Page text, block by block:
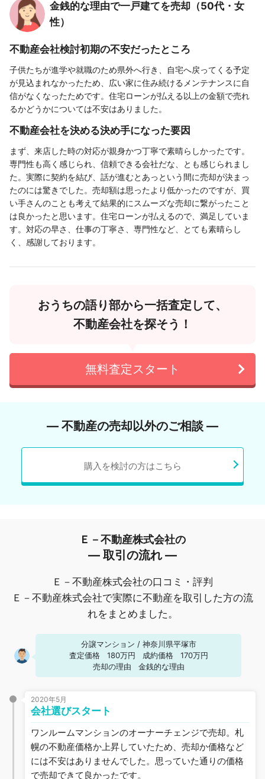
金銭的な理由で一戸建てを売却（50代・女
性）
不動産会社検討初期の不安だったところ
子供たちが進学や就職のため県外へ行き、自宅へ戻ってくる予定
が見込まれなかったため、広い家に住み続けるメンテナンスに自
信がなくなったためです。住宅ローンが払える以上の金額で売れ
るかどうかについては不安はありました。
不動産会社を決める決め手になった要因
まず、来店した時の対応が親身かつ丁寧で素晴らしかったです。
専門性も高く感じられ、信頼できる会社だな、とも感じられまし
た。実際に契約を結び、話が進むとあっという間に売却が決まっ
たのには驚きでした。売却額は思ったより低かったのですが、買
い手さんのことも考えて結果的にスムーズな売却に繋がったこと
は良かったと思います。住宅ローンが払えるので、満足していま
す。対応の早さ、仕事の丁寧さ、専門性など、とても素晴らし
く、感謝しております。
おうちの語り部から一括査定して、
不動産会社を探そう！
無料査定スタート
― 不動産の売却以外のご相談 ―
購入を検討の方はこちら
Ｅ－不動産株式会社の
― 取引の流れ ―
Ｅ－不動産株式会社の口コミ・評判
Ｅ－不動産株式会社で実際に不動産を取引した方の流
れをまとめました。
分譲マンション / 神奈川県平塚市
査定価格
180万円 成約価格
170万円
売却の理由
金銭的な理由
2020年5月
会社選びスタート
ワンルームマンションのオーナーチェンジで売却。札
幌の不動産価格か上昇していたため、売却か価格など
には不安はありませんでした。思っていた通りの価格
で売却できて良かったです。